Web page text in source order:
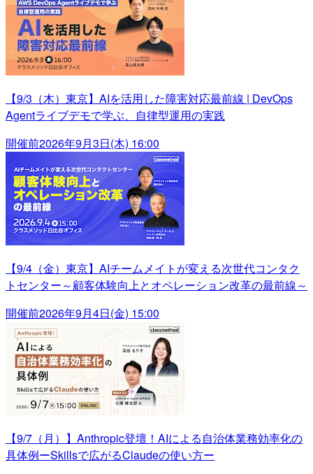
【9/3（木）東京】AIを活用した障害対応最前線 | DevOps
Agentライブデモで学ぶ、自律型運用の実践
開催前2026年9月3日(木) 16:00
【9/4（金）東京】AIチームメイトが変える次世代コンタク
トセンター～顧客体験向上とオペレーション改革の最前線～
開催前2026年9月4日(金) 15:00
【9/7（月）】Anthropic登壇！AIによる自治体業務効率化の
具体例ーSkillsで広がるClaudeの使い方ー